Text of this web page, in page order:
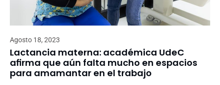
Agosto 18, 2023
Lactancia materna: académica UdeC
afirma que aún falta mucho en espacios
para amamantar en el trabajo